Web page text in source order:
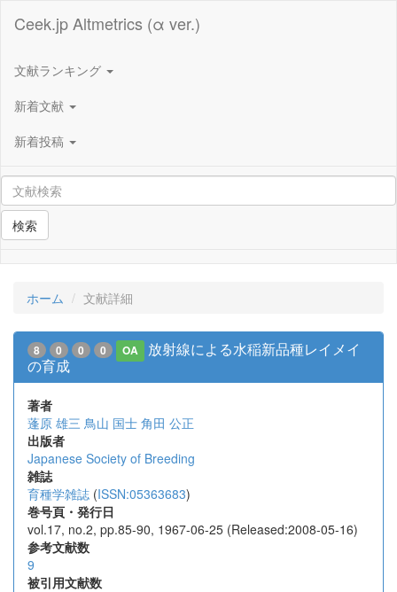
Ceek.jp Altmetrics (α ver.)
文献ランキング
新着文献
新着投稿
検索
ホーム 文献詳細
8 0 0 0 OA
放射線による水稲新品種レイメイ
の育成
著者
蓬原 雄三 鳥山 国士 角田 公正
出版者
Japanese Society of Breeding
雑誌
育種学雑誌 (ISSN:05363683)
巻号頁・発行日
vol.17, no.2, pp.85-90, 1967-06-25 (Released:2008-05-16)
参考文献数
9
被引用文献数